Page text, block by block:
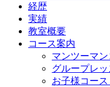
経歴
実績
教室概要
コース案内
マンツーマン
グループレ
お子様コース